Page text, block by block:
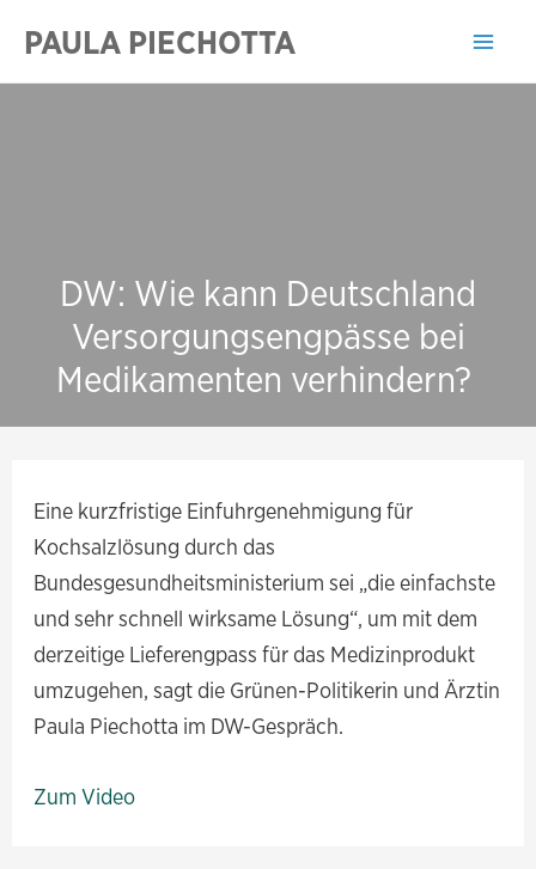
Inhalt
springen
PAULA PIECHOTTA
DW: Wie kann Deutschland
Versorgungsengpässe bei
Medikamenten verhindern?
Eine kurzfristige Einfuhrgenehmigung für
Kochsalzlösung durch das
Bundesgesundheitsministerium sei „die einfachste
und sehr schnell wirksame Lösung“, um mit dem
derzeitige Lieferengpass für das Medizinprodukt
umzugehen, sagt die Grünen-Politikerin und Ärztin
Paula Piechotta im DW-Gespräch.
Zum Video